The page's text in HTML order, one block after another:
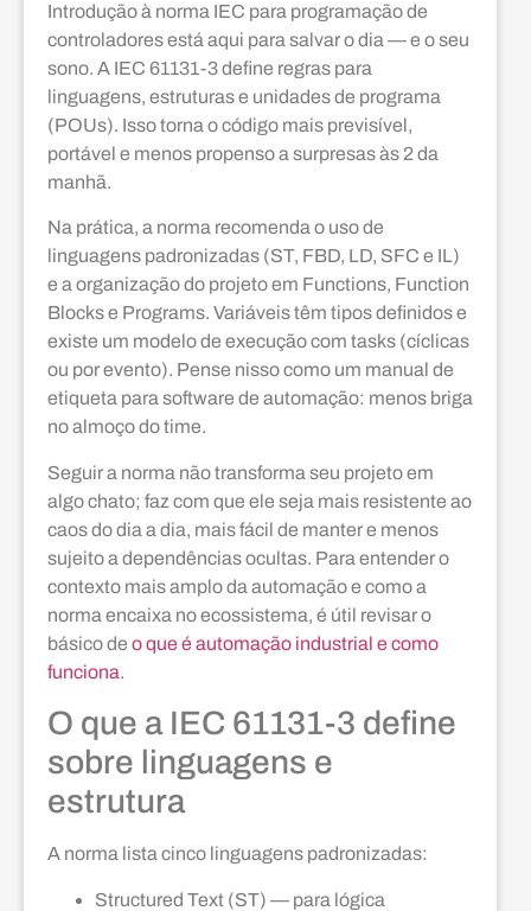
Introdução à norma IEC para programação de
controladores está aqui para salvar o dia — e o seu
sono. A IEC 61131-3 define regras para
linguagens, estruturas e unidades de programa
(POUs). Isso torna o código mais previsível,
portável e menos propenso a surpresas às 2 da
manhã.
Na prática, a norma recomenda o uso de
linguagens padronizadas (ST, FBD, LD, SFC e IL)
e a organização do projeto em Functions, Function
Blocks e Programs. Variáveis têm tipos definidos e
existe um modelo de execução com tasks (cíclicas
ou por evento). Pense nisso como um manual de
etiqueta para software de automação: menos briga
no almoço do time.
Seguir a norma não transforma seu projeto em
algo chato; faz com que ele seja mais resistente ao
caos do dia a dia, mais fácil de manter e menos
sujeito a dependências ocultas. Para entender o
contexto mais amplo da automação e como a
norma encaixa no ecossistema, é útil revisar o
básico de o que é automação industrial e como
funciona.
O que a IEC 61131-3 define
sobre linguagens e
estrutura
A norma lista cinco linguagens padronizadas:
Structured Text (ST) — para lógica